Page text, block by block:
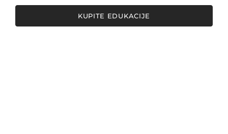
KUPITE EDUKACIJE